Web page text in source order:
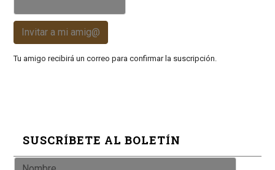
Invitar a mi amig@
Tu amigo recibirá un correo para confirmar la suscripción.
SUSCRÍBETE AL BOLETÍN